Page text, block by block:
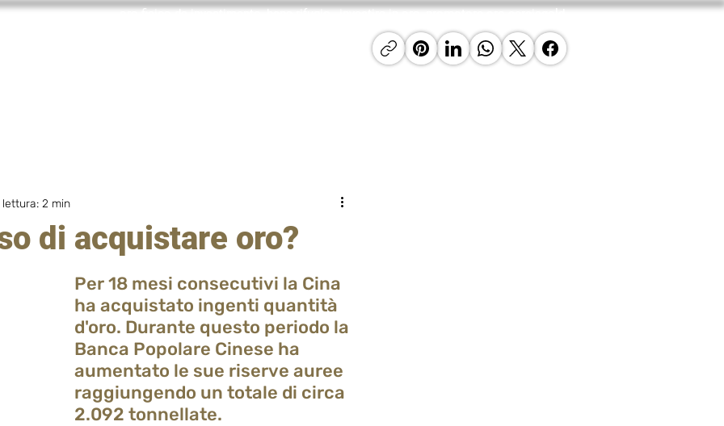
oro fisico da investimento, bene rifugio, investire in oro, promotore oro careisgold
di acquistare oro?
lettura: 2 min
Per 18 mesi consecutivi la Cina
ha acquistato ingenti quantità
d'oro. Durante questo periodo la
Banca Popolare Cinese ha
aumentato le sue riserve auree
raggiungendo un totale di circa
2.092 tonnellate.